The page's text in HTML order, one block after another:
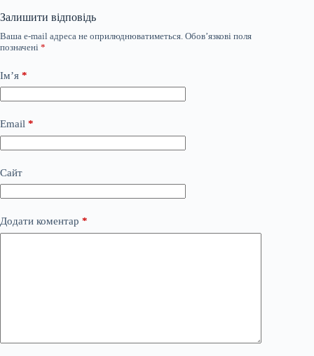
Залишити відповідь
Ваша e-mail адреса не оприлюднюватиметься. Обов’язкові поля
позначені *
Ім’я *
Email *
Сайт
Додати коментар *